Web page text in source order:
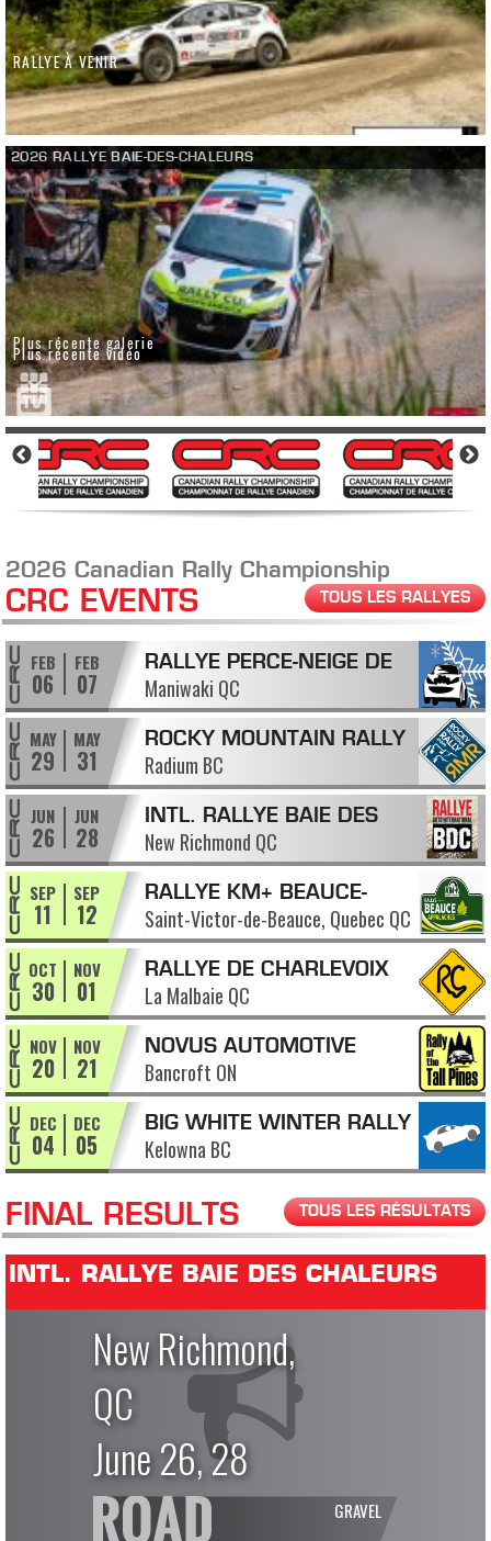
RALLYE À VENIR
2026 RALLYE BAIE-DES-CHALEURS
Plus récente galerie
Plus récente vidéo
2026 Canadian Rally Championship
CRC EVENTS TOUS LES RALLYES
FEB
06
FEB
07
RALLYE PERCE-NEIGE DE
MANIWAKI
Maniwaki QC
MAY
29
MAY
31
ROCKY MOUNTAIN RALLY
Radium BC
JUN
26
JUN
28
INTL. RALLYE BAIE DES
CHALEURS
New Richmond QC
SEP
11
SEP
12
RALLYE KM+ BEAUCE-
APPALACHES
Saint-Victor-de-Beauce, Quebec QC
OCT
30
NOV
01
RALLYE DE CHARLEVOIX
La Malbaie QC
NOV
20
NOV
21
NOVUS AUTOMOTIVE
RALLY OF THE TALL PINES
Bancroft ON
DEC
04
DEC
05
BIG WHITE WINTER RALLY
Kelowna BC
FINAL RESULTS TOUS LES RÉSULTATS
INTL. RALLYE BAIE DES CHALEURS
New Richmond,
QC
June 26, 28
GRAVEL